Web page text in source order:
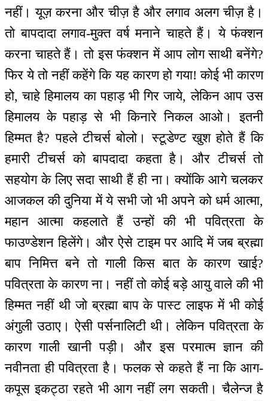
नहीं। यूज़ करना और चीज़ है और लगाव अलग चीज़ है।
तो बापदादा लगाव-मुक्त वर्ष मनाने चाहते हैं। ये फंक्शन
करना चाहते हैं। तो इस फंक्शन में आप लोग साथी बनेंगे?
फिर ये तो नहीं कहेंगे कि यह कारण हो गया! कोई भी कारण
हो, चाहे हिमालय का पहाड़ भी गिर जाये, लेकिन आप उस
हिमालय के पहाड़ से भी किनारे निकल आओ। इतनी
हिम्मत है? पहले टीचर्स बोलो। स्टूडेण्ट खुश होते हैं कि
हमारी टीचर्स को बापदादा कहता है। और टीचर्स तो
सहयोग के लिए सदा साथी हैं ही ना। क्योंकि आगे चलकर
आजकल की दुनिया में ये सभी जो भी अपने को धर्म आत्मा,
महान आत्मा कहलाते हैं उन्हों की भी पवित्रता के
फाउण्डेशन हिलेंगे। और ऐसे टाइम पर आदि में जब ब्रह्मा
बाप निमित्त बने तो गाली किस बात के कारण खाई?
पवित्रता के कारण ना। नहीं तो कोई बड़े आयु वाले की भी
हिम्मत नहीं थी जो ब्रह्मा बाप के पास्ट लाइफ में भी कोई
अंगुली उठाए। ऐसी पर्सनालिटी थी। लेकिन पवित्रता के
कारण गाली खानी पड़ी। और इस परमात्म ज्ञान की
नवीनता ही पवित्रता है। फलक से कहते हैं ना कि आग-
कपूस इकट्ठा रहते भी आग नहीं लग सकती। चैलेन्ज है